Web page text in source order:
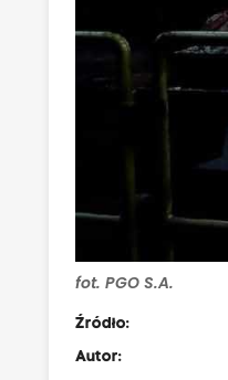
fot. PGO S.A.
Źródło:
Autor: